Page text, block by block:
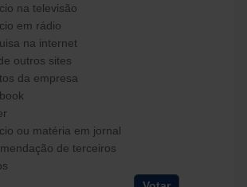
na televisão
em rádio
na internet
outros sites
da empresa
ou matéria em jornal
de terceiros